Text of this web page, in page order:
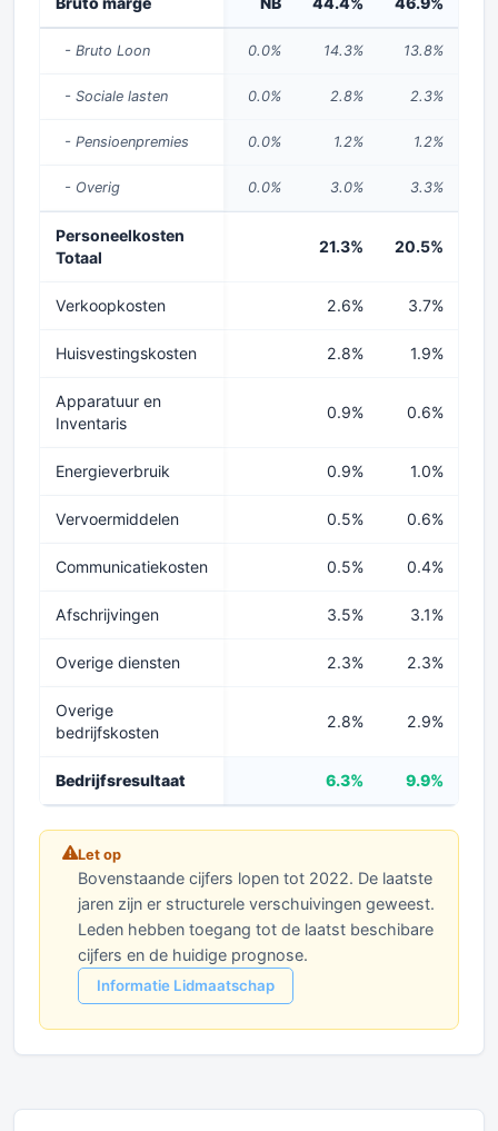
- Bruto Loon 0.0% 14.3% 13.8%
- Sociale lasten 0.0% 2.8% 2.3%
- Pensioenpremies 0.0% 1.2% 1.2%
- Overig 0.0% 3.0% 3.3%
Personeelkosten
Totaal
21.3% 20.5%
Verkoopkosten 2.6% 3.7%
Huisvestingskosten 2.8% 1.9%
Apparatuur en
Inventaris
0.9% 0.6%
Energieverbruik 0.9% 1.0%
Vervoermiddelen 0.5% 0.6%
Communicatiekosten 0.5% 0.4%
Afschrijvingen 3.5% 3.1%
Overige diensten 2.3% 2.3%
Overige
bedrijfskosten
2.8% 2.9%
Bedrijfsresultaat 6.3% 9.9%
Let op
Bovenstaande cijfers lopen tot 2022. De laatste
jaren zijn er structurele verschuivingen geweest.
Leden hebben toegang tot de laatst beschibare
cijfers en de huidige prognose.
Informatie Lidmaatschap